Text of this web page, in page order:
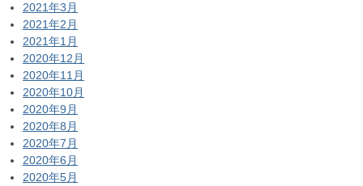
2021年3月
2021年2月
2021年1月
2020年12月
2020年11月
2020年10月
2020年9月
2020年8月
2020年7月
2020年6月
2020年5月